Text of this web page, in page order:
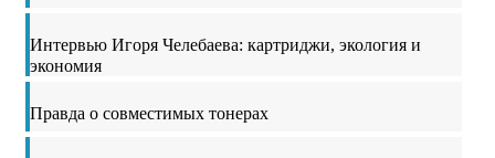
Интервью Игоря Челебаева: картриджи, экология и
экономия
Правда о совместимых тонерах